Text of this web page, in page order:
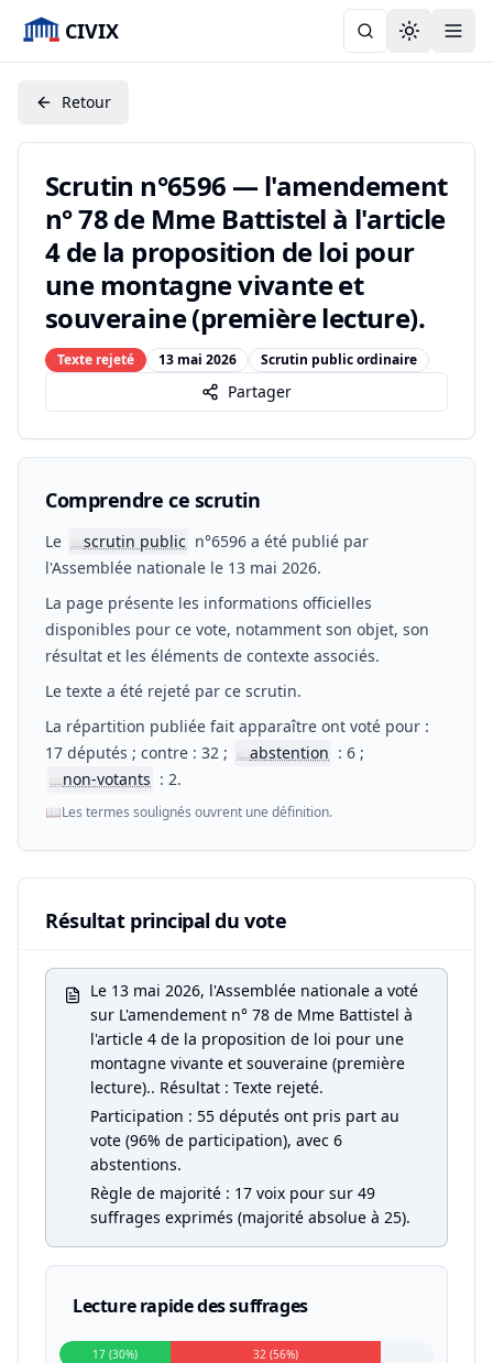
CIVIX Toggle
Retour
Scrutin n°6596 — l'amendement
n° 78 de Mme Battistel à l'article
4 de la proposition de loi pour
une montagne vivante et
souveraine (première lecture).
Texte rejeté 13 mai 2026 Scrutin public ordinaire
Partager
Comprendre ce scrutin
Le 📖scrutin public n°6596 a été publié par
l'Assemblée nationale le 13 mai 2026.
La page présente les informations officielles
disponibles pour ce vote, notamment son objet, son
résultat et les éléments de contexte associés.
Le texte a été rejeté par ce scrutin.
La répartition publiée fait apparaître ont voté pour :
17 députés ; contre : 32 ;
📖abstention : 6 ;
📖non-votants : 2.
📖Les termes soulignés ouvrent une définition.
Résultat principal du vote
Le 13 mai 2026, l'Assemblée nationale a voté
sur L'amendement n° 78 de Mme Battistel à
l'article 4 de la proposition de loi pour une
montagne vivante et souveraine (première
lecture).. Résultat : Texte rejeté.
Participation : 55 députés ont pris part au
vote (96% de participation), avec 6
abstentions.
Règle de majorité : 17 voix pour sur 49
suffrages exprimés (majorité absolue à 25).
Lecture rapide des suffrages
17 (30%) 32 (56%)